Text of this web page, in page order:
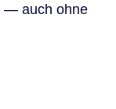
— auch ohne